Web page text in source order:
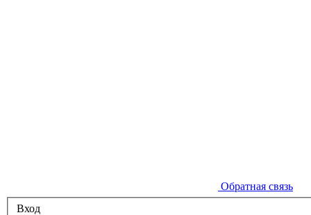
Обратная связь
Вход